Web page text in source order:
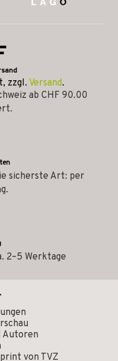
zzgl. Versand.
ab CHF 90.00
sicherste Art: per
2–5 Werktage
Autoren
von TVZ